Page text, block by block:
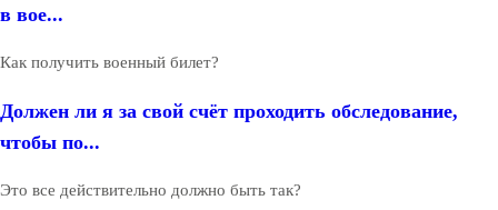
в вое...
Как получить военный билет?
Должен ли я за свой счёт проходить обследование,
чтобы по...
Это все действительно должно быть так?